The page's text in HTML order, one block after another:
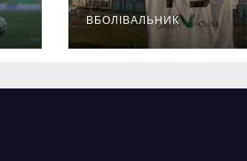
ВБОЛІВАЛЬНИК